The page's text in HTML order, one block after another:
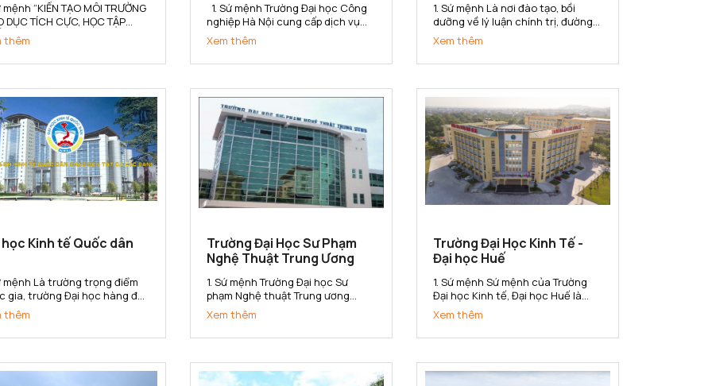
mệnh “KIẾN TẠO MÔI TRƯỜNG
DỤC TÍCH CỰC, HỌC TẬP
LƯỢNG, NGHIÊN CỨU HIỆU
PHÁT TRIỂN BỀN VỮNG”
Đại học Thành Đô kiến
– Hành – Nghề - Nghiệp,
thêm
nghiệp Hà Nội cung cấp dịch vụ
giáo dục, đào tạo, nghiên cứu
khoa học, tư vấn, ứng dụng và
chuyển giao công nghệ đáp ứng
đại hóa đất nước và hội nhập
quốc...
Xem thêm
1. Sứ mệnh Là nơi đào tạo, bồi
dưỡng về lý luận chính trị, đường
lối, chính sách của Đảng và pháp
luật của nhà nước; kiến thức và
kỹ năng quản lý nhà nước cho đội
của Thành phố Hồ Chí Minh...
Xem thêm
Kinh tế Quốc dân
mệnh Là trường trọng điểm
gia, trường Đại học hàng đầu
tế, quản lý và quản trị kinh
trong hệ thống các trường
của Việt Nam. Trường Đại
cấp cho xã hội các sản...
thêm
Trường Đại Học Sư Phạm
Nghệ Thuật Trung Ương
1. Sứ mệnh Trường Đại học Sư
phạm Nghệ thuật Trung ương
(ĐHSP Nghệ thuật TW) là cơ sở
đào tạo, bồi dưỡng nguồn nhân
lực có trình độ đại học, sau đại
chuyển giao công nghệ trong lĩnh
vực Văn hóa,...
Xem thêm
Trường Đại Học Kinh Tế -
Đại học Huế
1. Sứ mệnh Sứ mệnh của Trường
Đại học Kinh tế, Đại học Huế là
đào tạo nguồn nhân lực chất
lượng, trình độ cao; thực hiện
nghiên cứu khoa học, chuyển
về lĩnh vực kinh tế và quản lý phục
vụ sự...
Xem thêm